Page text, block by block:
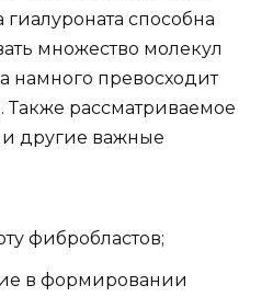
способна
множество молекул
намного превосходит
Также рассматриваемое
другие важные
фибробластов;
в формировании